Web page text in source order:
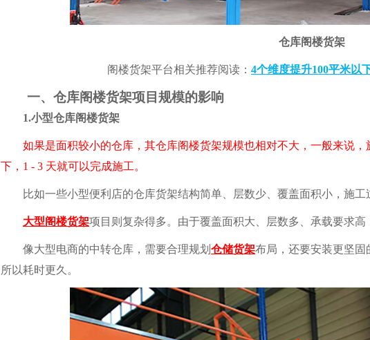
仓库阁楼货架
阁楼货架平台相关推荐阅读： 4个维度提升100平米以
一、仓库阁楼货架项目规模的影响
1.小型仓库阁楼货架
如果是面积较小的仓库，其仓库阁楼货架规模也相对不大，一般来说，
下，1 - 3 天就可以完成施工。
比如一些小型便利店的仓库货架结构简单、层数少、覆盖面积小，施工
大型阁楼货架项目则复杂得多。由于覆盖面积大、层数多、承载要求高
像大型电商的中转仓库，需要合理规划 仓储货架布局，还要安装更坚
所以耗时更久。